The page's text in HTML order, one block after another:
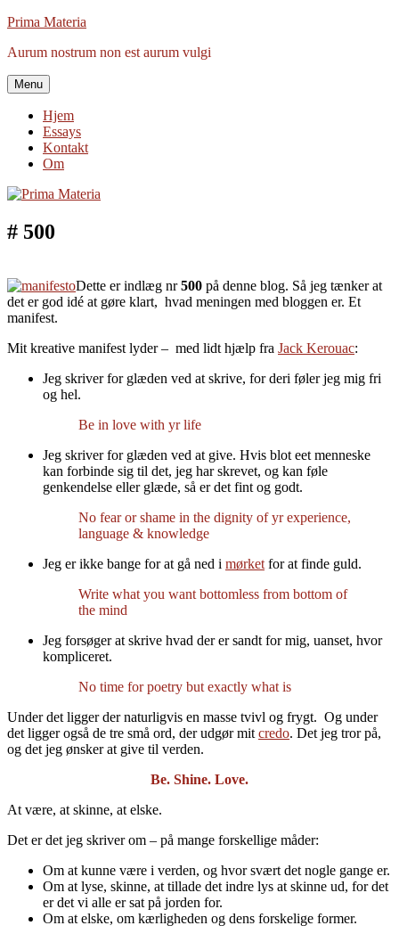
Videre
indhold
Prima Materia
Aurum nostrum non est aurum vulgi
Menu
Hjem
Essays
Kontakt
Om
# 500
Dette er indlæg nr500 på denne blog. Så jeg tænker at
det er god idé at gøre klart, hvad meningen med bloggen er. Et
manifest.
Mit kreative manifest lyder – med lidt hjælp fra Jack Kerouac:
Jeg skriver for glæden ved at skrive, for deri føler jeg mig fri
og hel.
Be in love with yr life
Jeg skriver for glæden ved at give. Hvis blot eet menneske
kan forbinde sig til det, jeg har skrevet, og kan føle
genkendelse eller glæde, så er det fint og godt.
No fear or shame in the dignity of yr experience,
language & knowledge
Jeg er ikke bange for at gå ned i mørket for at finde guld.
Write what you want bottomless from bottom of
the mind
Jeg forsøger at skrive hvad der er sandt for mig, uanset, hvor
kompliceret.
No time for poetry but exactly what is
Under det ligger der naturligvis en masse tvivl og frygt. Og under
det ligger også de tre små ord, der udgør mit credo. Det jeg tror på,
og det jeg ønsker at give til verden.
Be. Shine. Love.
At være, at skinne, at elske.
Det er det jeg skriver om – på mange forskellige måder:
Om at kunne være i verden, og hvor svært det nogle gange er.
Om at lyse, skinne, at tillade det indre lys at skinne ud, for det
er det vi alle er sat på jorden for.
Om at elske, om kærligheden og dens forskelige former.